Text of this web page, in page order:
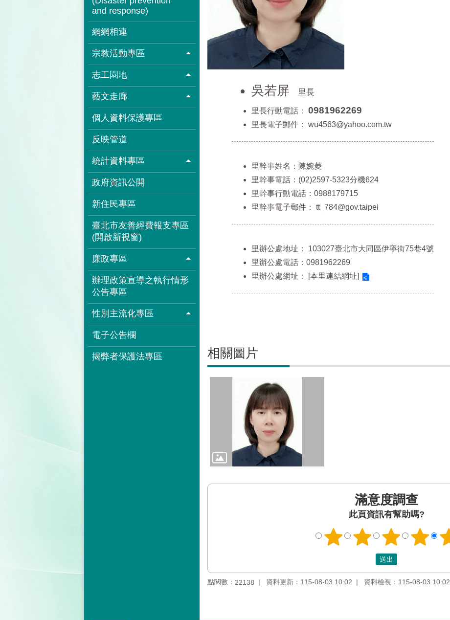
and response)
網網相連
宗教活動專區
志工園地
藝文走廊
個人資料保護專區
反映管道
統計資料專區
政府資訊公開
新住民專區
臺北市友善經費報支專區
(開啟新視窗)
廉政專區
辦理政策宣導之執行情形
公告專區
性別主流化專區
電子公告欄
揭弊者保護法專區
吳若屏 里長
里長行動電話： 0981962269
里長電子郵件： wu4563@yahoo.com.tw
里幹事姓名：陳婉菱
里幹事電話：(02)2597-5323分機624
里幹事行動電話：0988179715
里幹事電子郵件： tt_784@gov.taipei
里辦公處地址： 103027臺北市大同區伊寧街75巷4號
里辦公處電話：0981962269
里辦公處網址：
[本里連結網址]
相關圖片
滿意度調查
此頁資訊有幫助嗎?
點閱數： 22138 資料更新：115-08-03 10:02 資料檢視：115-08-03 10:02